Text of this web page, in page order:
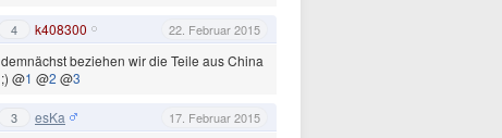
4 k408300 22. Februar 2015
demnächst beziehen wir die Teile aus China
;) @1 @2 @3
3 esKa 17. Februar 2015